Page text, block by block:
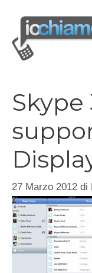
contenuto
Skype
27 Marzo 2012 di